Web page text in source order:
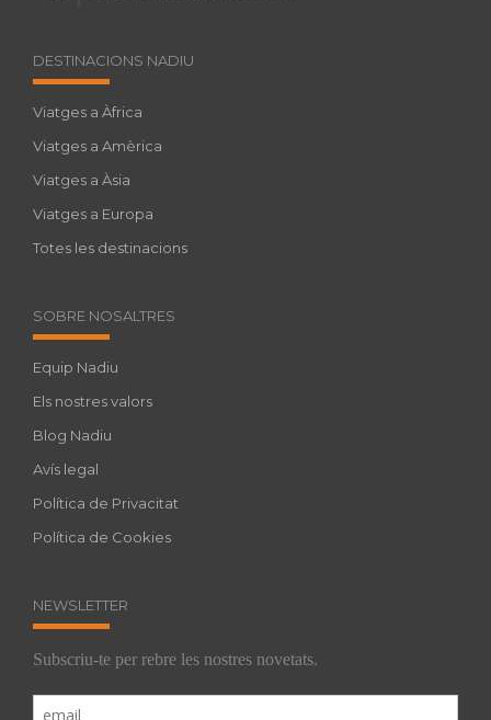
DESTINACIONS NADIU
Viatges a Àfrica
Viatges a Amèrica
Viatges a Àsia
Viatges a Europa
Totes les destinacions
SOBRE NOSALTRES
Equip Nadiu
Els nostres valors
Blog Nadiu
Avís legal
Política de Privacitat
Política de Cookies
NEWSLETTER